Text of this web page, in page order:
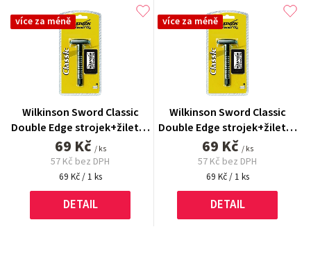
více za méně
Wilkinson Sword Classic
Double Edge strojek+žiletky
5 ks
69 Kč / ks
57 Kč bez DPH
Měrná
69 Kč / 1 ks
DETAIL
více za méně
Wilkinson Sword Classic
Double Edge strojek+žiletky
5 ks
69 Kč / ks
57 Kč bez DPH
Měrná
69 Kč / 1 ks
DETAIL